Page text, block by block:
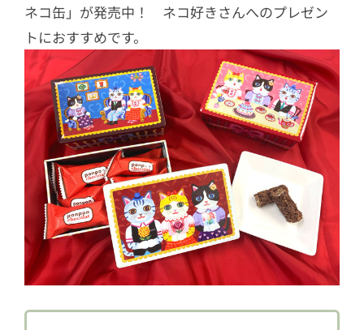
ネコ缶」が発売中！ ネコ好きさんへのプレゼン
トにおすすめです。